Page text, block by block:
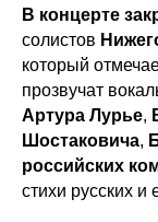
В концерте
солистов
который
прозвучат
Артура Лурье,
Шостаковича,
российских
стихи русских и